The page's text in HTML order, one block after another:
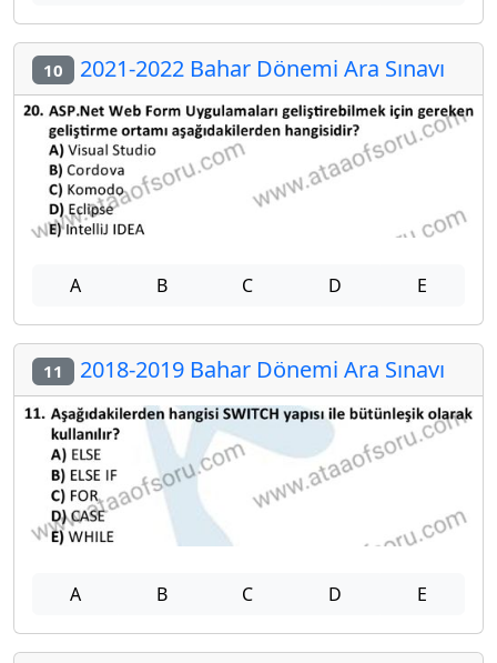
10 2021-2022 Bahar Dönemi Ara Sınavı
A B C D E
11 2018-2019 Bahar Dönemi Ara Sınavı
A B C D E